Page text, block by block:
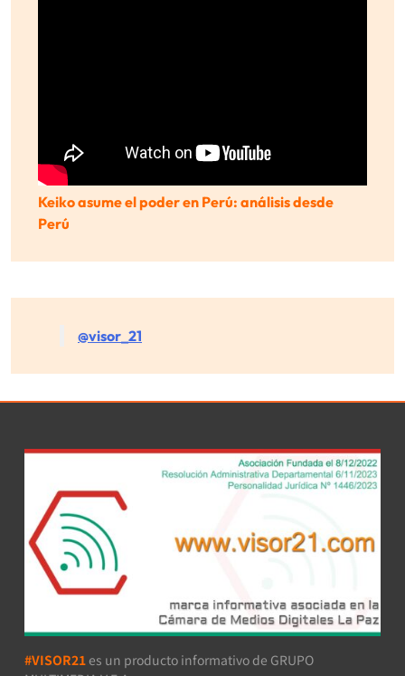
Keiko asume el poder en Perú: análisis desde
Perú
@visor_21
#VISOR21 es un producto informativo de GRUPO